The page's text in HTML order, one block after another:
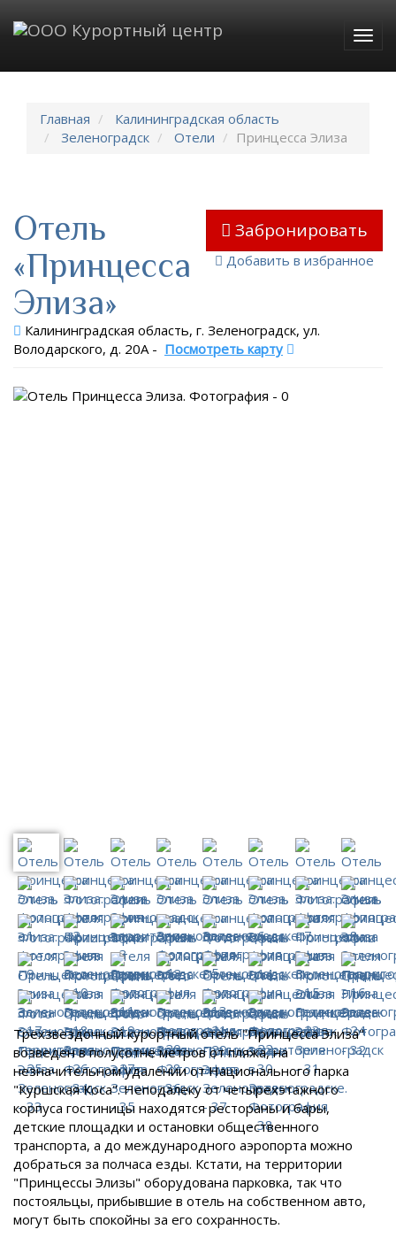
Главная
Калининградская область
Зеленоградск
Отели Принцесса Элиза
Забронировать
Добавить в избранное
Отель
«Принцесса
Элиза»
Калининградская область, г. Зеленоградск, ул.
Володарского, д. 20А- Посмотреть карту
Трехзвездочный курортный отель "Принцесса Элиза"
возведен в полусотне метров от пляжа, на
незначительном удалении от Национального парка
"Куршская Коса". Неподалеку от четырехэтажного
корпуса гостиницы находятся рестораны и бары,
детские площадки и остановки общественного
транспорта, а до международного аэропорта можно
добраться за полчаса езды. Кстати, на территории
"Принцессы Элизы" оборудована парковка, так что
постояльцы, прибывшие в отель на собственном авто,
могут быть спокойны за его сохранность.